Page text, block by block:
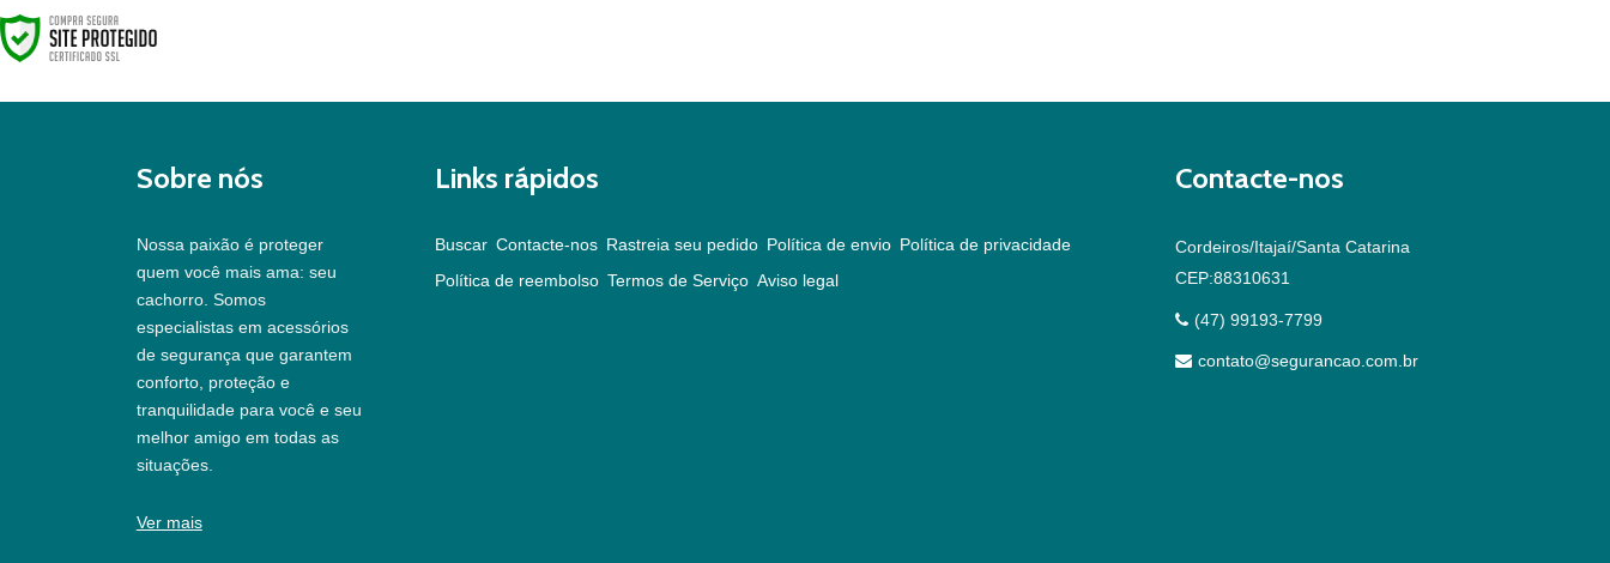
Sobre nós
Nossa paixão é proteger
quem você mais ama: seu
cachorro. Somos
especialistas em acessórios
de segurança que garantem
conforto, proteção e
tranquilidade para você e seu
melhor amigo em todas as
situações.
Ver mais
Links rápidos
Buscar Contacte-nos Rastreia seu pedido Política de envio Política de privacidade
Política de reembolso Termos de Serviço Aviso legal
Contacte-nos
Cordeiros/Itajaí/Santa Catarina
CEP:88310631
(47) 99193-7799
contato@segurancao.com.br